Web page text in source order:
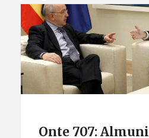
Onte 707: